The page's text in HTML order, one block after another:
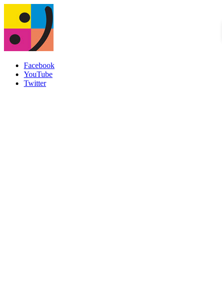
Facebook
YouTube
Twitter